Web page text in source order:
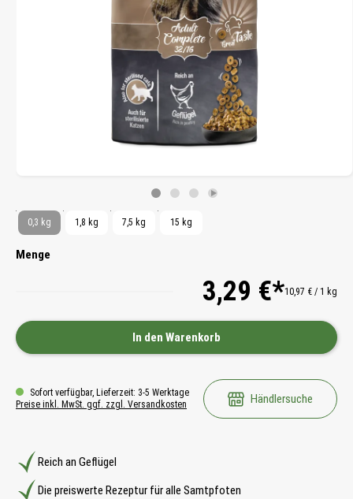
Reich an Geflügel
Die preiswerte Rezeptur für alle Samtpfoten
0,3 kg 1,8 kg 7,5 kg 15 kg
Menge
3,29 €*10,97 € / 1 kg
In den Warenkorb
Sofort verfügbar, Lieferzeit: 3-5 Werktage
Preise inkl. MwSt. ggf. zzgl. Versandkosten
Händlersuche